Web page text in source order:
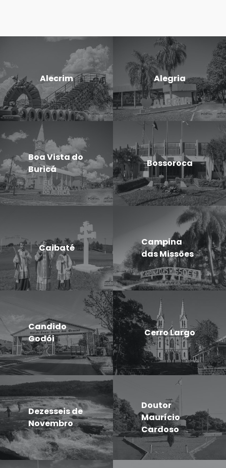
Alecrim Alegria
Boa Vista do
Buricá
Bossoroca
Caibaté
Campina
das Missões
Candido
Godói
Cerro Largo
Dezesseis de
Novembro
Doutor
Maurício
Cardoso